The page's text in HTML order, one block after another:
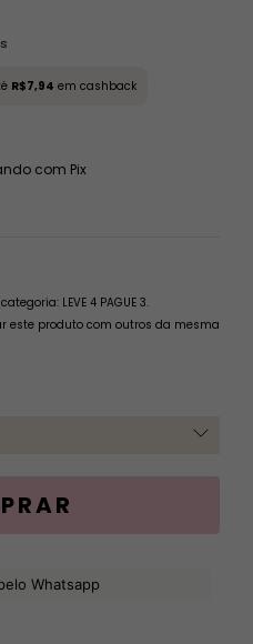
R$7,94 em cashback
com Pix
LEVE 4 PAGUE 3.
este produto com outros da mesma
Whatsapp